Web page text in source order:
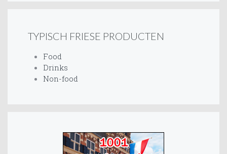
TYPISCH FRIESE PRODUCTEN
Food
Drinks
Non-food